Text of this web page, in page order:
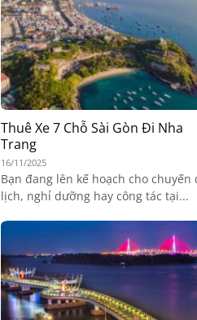
Thuê Xe 7 Chỗ Sài Gòn Đi Nha
Trang
16/11/2025
Bạn đang lên kế hoạch cho chuyến
lịch, nghỉ dưỡng hay công tác tại...